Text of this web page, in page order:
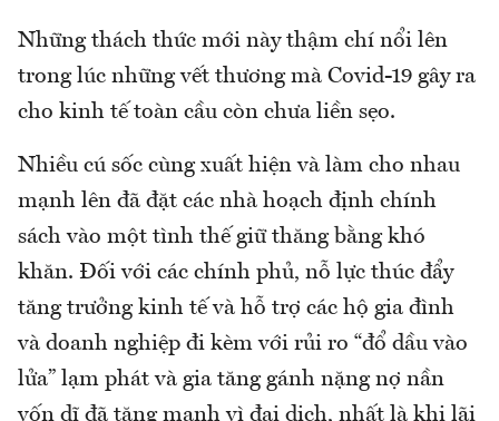
Những thách thức mới này thậm chí nổi lên
trong lúc những vết thương mà Covid-19 gây ra
cho kinh tế toàn cầu còn chưa liền sẹo.
Nhiều cú sốc cùng xuất hiện và làm cho nhau
mạnh lên đã đặt các nhà hoạch định chính
sách vào một tình thế giữ thăng bằng khó
khăn. Đối với các chính phủ, nỗ lực thúc đẩy
tăng trưởng kinh tế và hỗ trợ các hộ gia đình
và doanh nghiệp đi kèm với rủi ro “đổ dầu vào
lửa” lạm phát và gia tăng gánh nặng nợ nần
vốn dĩ đã tăng mạnh vì đại dịch, nhất là khi lãi